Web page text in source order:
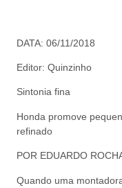
DATA: 06/11/2018
Editor: Quinzinho
Sintonia fina
Honda promove
refinado
POR EDUARDO
Quando uma